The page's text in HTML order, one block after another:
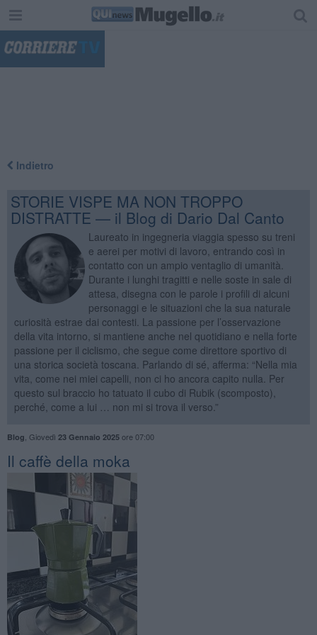
Indietro
STORIE VISPE MA NON TROPPO
DISTRATTE — il Blog di Dario Dal Canto
Laureato in ingegneria viaggia spesso su treni
e aerei per motivi di lavoro, entrando così in
contatto con un ampio ventaglio di umanità.
Durante i lunghi tragitti e nelle soste in sale di
attesa, disegna con le parole i profili di alcuni
personaggi e le situazioni che la sua naturale
curiosità estrae dai contesti. La passione per l’osservazione
della vita intorno, si mantiene anche nel quotidiano e nella forte
passione per il ciclismo, che segue come direttore sportivo di
una storica società toscana. Parlando di sé, afferma: “Nella mia
vita, come nei miei capelli, non ci ho ancora capito nulla. Per
questo sul braccio ho tatuato il cubo di Rubik (scomposto),
perché, come a lui … non mi si trova il verso.”
Blog Giovedì 23 Gennaio 2025ore 07:00
Il caffè della moka